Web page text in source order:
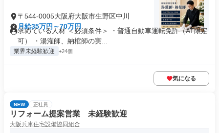
〒544-0005大阪府大阪市生野区中川
月給35万円～70万円
求めている人材 ＜必須条件＞ ・普通自動車運転免許（AT限定
可） ・湯灌師、納棺師の実...
業界未経験歓迎 +24個
気になる
NEW 正社員
リフォーム提案営業 未経験歓迎
大阪兵庫住宅設備協同組合